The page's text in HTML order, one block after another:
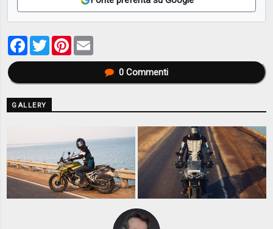
Facebook
TwitterPinterest
0Commenti
GALLERY